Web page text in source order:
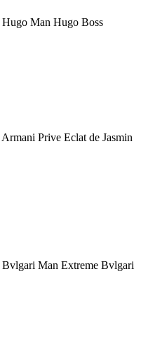
Hugo Man Hugo Boss
Armani Prive Eclat de Jasmin
Bvlgari Man Extreme Bvlgari